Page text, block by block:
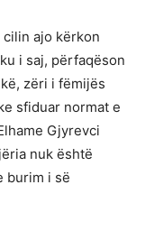
cilin ajo kërkon
i saj, përfaqëson
zëri i fëmijës
sfiduar normat e
Gjyrevci
nuk është
burim i së